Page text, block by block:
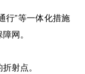
”等一体化措施
网。
射点。